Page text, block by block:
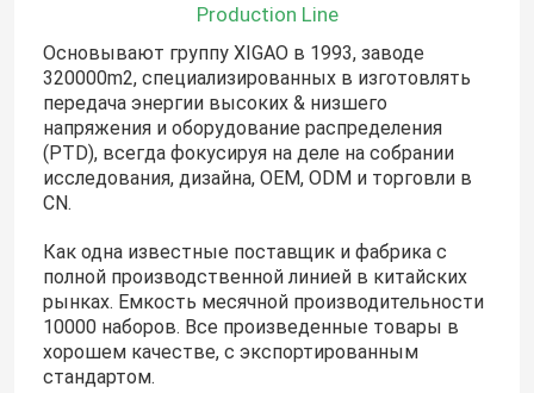
Production Line
Основывают группу XIGAO в 1993, заводе
320000m2, специализированных в изготовлять
передача энергии высоких & низшего
напряжения и оборудование распределения
(PTD), всегда фокусируя на деле на собрании
исследования, дизайна, OEM, ODM и торговли в
CN.
Как одна известные поставщик и фабрика с
полной производственной линией в китайских
рынках. Емкость месячной производительности
10000 наборов. Все произведенные товары в
хорошем качестве, с экспортированным
стандартом.